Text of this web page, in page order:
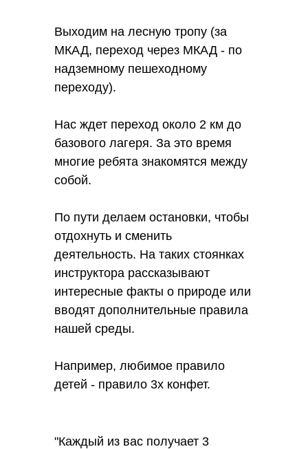
Выходим на лесную тропу (за
МКАД, переход через МКАД - по
надземному пешеходному
переходу).
Нас ждет переход около 2 км до
базового лагеря. За это время
многие ребята знакомятся между
собой.
По пути делаем остановки, чтобы
отдохнуть и сменить
деятельность. На таких стоянках
инструктора рассказывают
интересные факты о природе или
вводят дополнительные правила
нашей среды.
Например, любимое правило
детей - правило 3х конфет.
"Каждый из вас получает 3